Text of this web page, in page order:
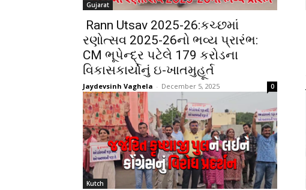
Gujarat
Rann Utsav 2025-26:કચ્છમાં
રણોત્સવ 2025-26નો ભવ્ય પ્રારંભ:
CM ભૂપેન્દ્ર પટેલે ₹179 કરોડના
વિકાસકાર્યોનું ઇ-ખાતમુહૂર્ત
Jaydevsinh Vaghela - December 5, 2025 0
Kutch